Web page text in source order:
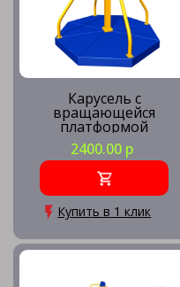
Карусель с
вращающейся
платформой
ИО-1.2.03.06
2400.00 р
Купить в 1 клик